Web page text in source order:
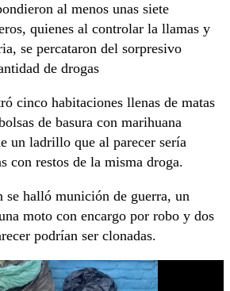
al menos unas siete
quienes al controlar la llamas y
se percataron del sorpresivo
de drogas
cinco habitaciones llenas de matas
de basura con marihuana
un ladrillo que al parecer sería
con restos de la misma droga.
se halló munición de guerra, un
moto con encargo por robo y dos
podrían ser clonadas.